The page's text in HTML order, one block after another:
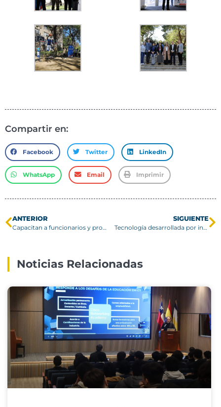
Compartir en:
Facebook Twitter LinkedIn
WhatsApp Email Imprimir
ANTERIOR
Capacitan a funcionarios y profesores en maniobras de primeros auxilios
SIGUIENTE
Tecnología desarrollada por investigador chileno permite detectar eventos sísmicos usando fibra óptica e inteligencia artificial
Noticias Relacionadas